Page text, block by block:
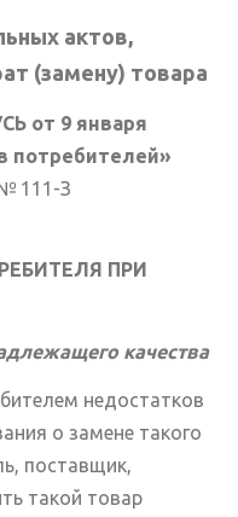
актов,
(замену) товара
от 9 января
потребителей»
111-З
ПРИ
качества
недостатков
о замене такого
поставщик,
такой товар